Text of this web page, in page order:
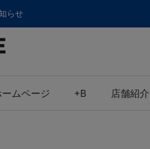
らせ
ムページ +B 店舗紹介